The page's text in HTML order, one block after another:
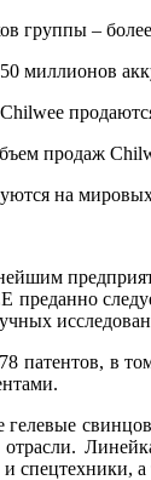
группы –
миллионов
продаж
на
преданно
патентов, в
спецтехники,